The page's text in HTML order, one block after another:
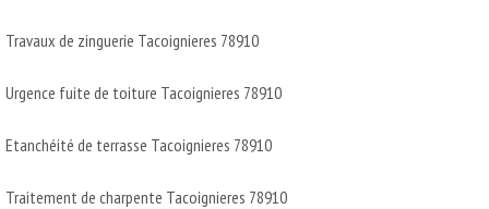
Travaux de zinguerie Tacoignieres 78910
Urgence fuite de toiture Tacoignieres 78910
Etanchéité de terrasse Tacoignieres 78910
Traitement de charpente Tacoignieres 78910